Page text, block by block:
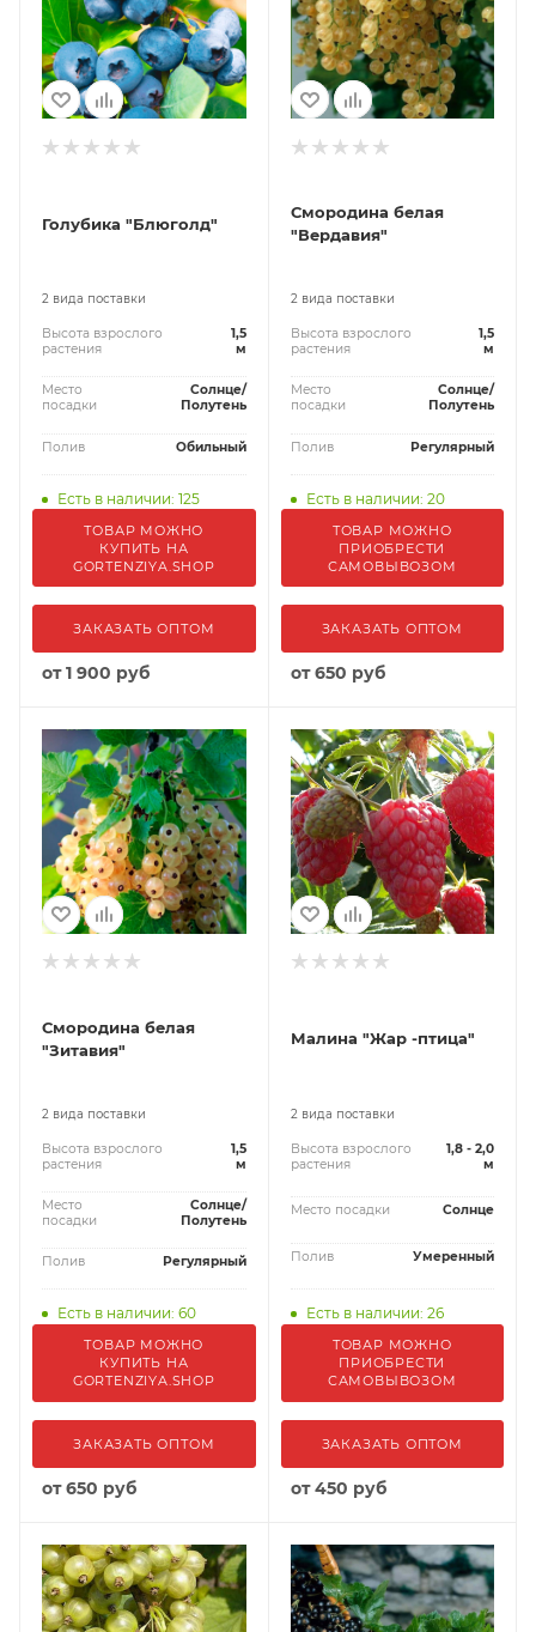
Голубика "Блюголд"
2 вида поставки
Высота взрослого
растения
1,5
м
Место
посадки
Солнце/
Полутень
Полив Обильный
Есть в наличии: 125
ТОВАР МОЖНО
КУПИТЬ НА
GORTENZIYA.SHOP
ЗАКАЗАТЬ ОПТОМ
от1 900 руб
Смородина белая
"Вердавия"
2 вида поставки
Высота взрослого
растения
1,5
м
Место
посадки
Солнце/
Полутень
Полив Регулярный
Есть в наличии: 20
ТОВАР МОЖНО
ПРИОБРЕСТИ
САМОВЫВОЗОМ
ЗАКАЗАТЬ ОПТОМ
от650 руб
Смородина белая
"Зитавия"
2 вида поставки
Высота взрослого
растения
1,5
м
Место
посадки
Солнце/
Полутень
Полив Регулярный
Есть в наличии: 60
ТОВАР МОЖНО
КУПИТЬ НА
GORTENZIYA.SHOP
ЗАКАЗАТЬ ОПТОМ
от650 руб
Малина "Жар -птица"
2 вида поставки
Высота взрослого
растения
1,8 - 2,0
м
Место посадки Солнце
Полив Умеренный
Есть в наличии: 26
ТОВАР МОЖНО
ПРИОБРЕСТИ
САМОВЫВОЗОМ
ЗАКАЗАТЬ ОПТОМ
от450 руб